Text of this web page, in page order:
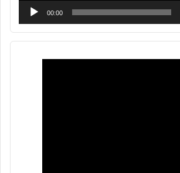
00:00